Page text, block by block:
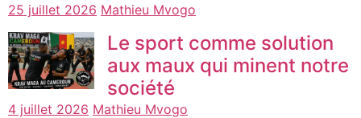
25 juillet 2026 Mathieu Mvogo
Le sport comme solution
aux maux qui minent notre
société
4 juillet 2026 Mathieu Mvogo